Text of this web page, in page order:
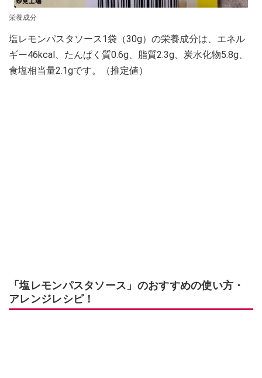
栄養成分
塩レモンパスタソース1袋（30g）の栄養成分は、エネル
ギー46kcal、たんぱく質0.6g、脂質2.3g、炭水化物5.8g、
食塩相当量2.1gです。（推定値）
「塩レモンパスタソース」のおすすめの使い方・
アレンジレシピ！